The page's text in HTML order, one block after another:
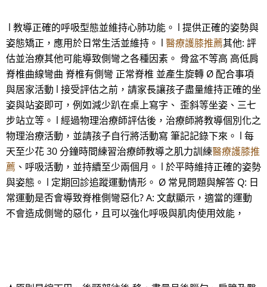
l 教導正確的呼吸型態並維持心肺功能。 l 提供正確的姿勢與
姿態矯正，應用於日常生活並維持。 l 醫療護膝推薦其他: 評
估並治療其他可能導致側彎之各種因素。 骨盆不等高 高低肩
脊椎曲線彎曲 脊椎有側彎 正常脊椎 並產生旋轉 Ø 配合事項
與居家活動 l 接受評估之前，請家長讓孩子盡量維持正確的坐
姿與站姿即可，例如減少趴在桌上寫字、 歪斜等坐姿、三七
步站立等。 l 經過物理治療師評估後，治療師將教導個別化之
物理治療活動，並請孩子自行將活動寫 筆記記錄下來。 l 每
天至少花 30 分鐘時間練習治療師教導之肌力訓練醫療護膝推
薦 、呼吸活動，並持續至少兩個月。 l 於平時維持正確的姿勢
與姿態。 l 定期回診追蹤運動情形。 Ø 常見問題與解答 Q: 日
常運動是否會導致脊椎側彎惡化? A: 文獻顯示，適當的運動
不會造成側彎的惡化，且可以強化呼吸與肌肉使用效能，